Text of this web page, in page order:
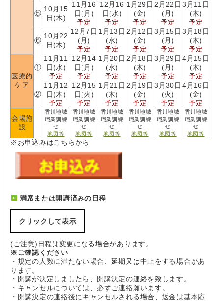
⑤
10月15
日(木)
11月16
日(月)
予定
12月16
日(水)
予定
1月29日
(金)
予定
2月22日
(月)
予定
3月11日
(木)
予定
⑥
10月22
日(木)
12月7日
(月)
予定
1月13日
(水)
予定
2月12日
(金)
予定
3月15日
(月)
予定
3月18日
(木)
予定
医療的
ケア
①
11月11
日(水)
予定
12月14
日(月)
予定
1月20日
(水)
予定
2月18日
(木)
予定
3月29日
(月)
予定
4月15日
(木)
予定
②
11月12
日(木)
予定
12月15
日(火)
予定
1月21日
(木)
予定
2月19日
(金)
予定
3月30日
(火)
予定
4月16日
(金)
予定
会場施
設
香川地域
職業訓練
セ
地図等
香川地域
職業訓練
セ
地図等
香川地域
職業訓練
セ
地図等
香川地域
職業訓練
セ
地図等
香川地域
職業訓練
セ
地図等
香川地域
職業訓練
セ
地図等
※お申込みはこちらから
満席または開講済みの日程
クリックして表示
(ご注意)日程は変更になる場合があります。
※ご確認ください
・規定の人数に満たない場合、延期又は中止をする場合があ
ります。
・開講が決定しましたら、開講決定の連絡を致します。
・キャンセルについては、必ずご連絡願います。
・開講決定の連絡後にキャンセルされる場合、返金は基本応